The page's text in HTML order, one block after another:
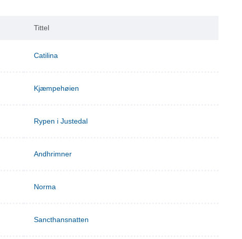
Tittel
Catilina
Kjæmpehøien
Rypen i Justedal
Andhrimner
Norma
Sancthansnatten